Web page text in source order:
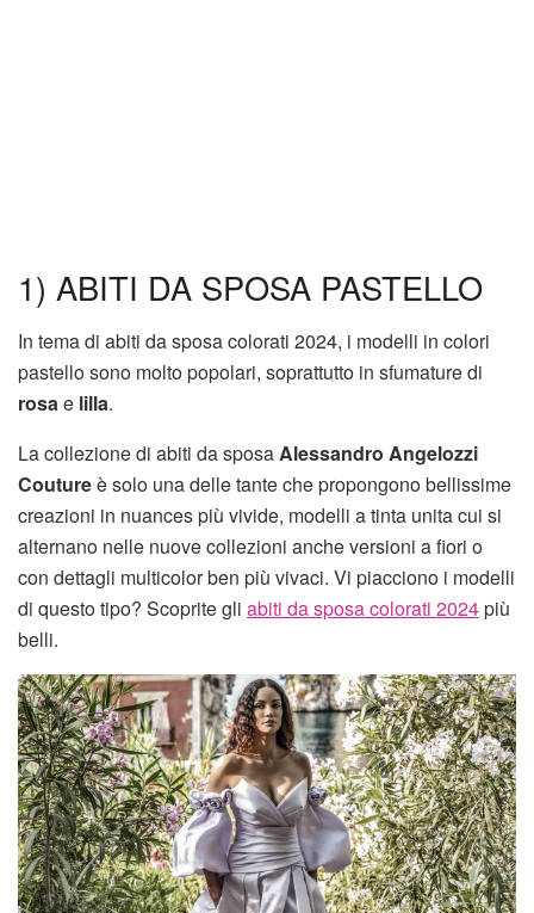
1) ABITI DA SPOSA PASTELLO
In tema di abiti da sposa colorati 2024, i modelli in colori
pastello sono molto popolari, soprattutto in sfumature di
rosae lilla.
La collezione di abiti da sposaAlessandro Angelozzi
Coutureè solo una delle tante che propongono bellissime
creazioni in nuances più vivide, modelli a tinta unita cui si
alternano nelle nuove collezioni anche versioni a fiori o
con dettagli multicolor ben più vivaci. Vi piacciono i modelli
di questo tipo? Scoprite gli abiti da sposa colorati 2024più
belli.